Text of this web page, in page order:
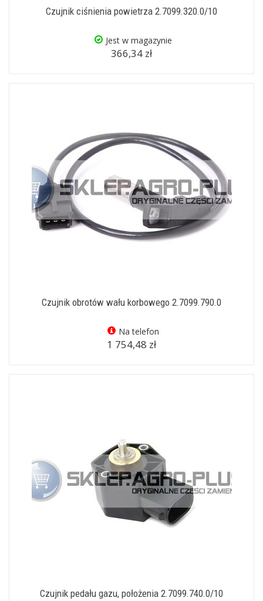
Czujnik ciśnienia powietrza 2.7099.320.0/10
Jest w magazynie
366,34 zł
Czujnik obrotów wału korbowego 2.7099.790.0
Na telefon
1 754,48 zł
Czujnik pedału gazu, położenia 2.7099.740.0/10